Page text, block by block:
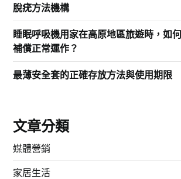
脫疣方法機構
睡眠呼吸機用家在高原地區旅遊時，如
補償正常運作？
最薄安全套的正確存放方法與使用期限
文章分類
媒體營銷
家居生活